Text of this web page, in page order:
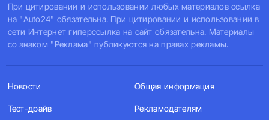
При цитировании и использовании любых материалов ссылка
на "Auto24" обязательна. При цитировании и использовании в
сети Интернет гиперссылка на сайт обязательна. Материалы
со знаком "Реклама" публикуются на правах рекламы.
Новости
Тест-драйв
Общая информация
Рекламодателям